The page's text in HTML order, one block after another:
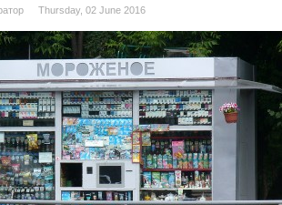
Thursday, 02 June 2016